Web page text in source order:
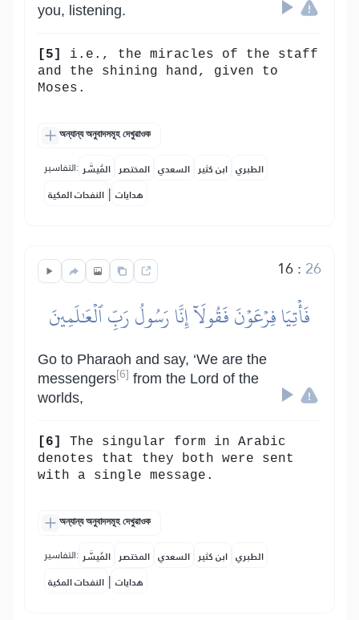
you, listening.
[5]
i.e., the miracles of the staff
and the shining hand, given to
Moses.
অন্যান্য অনুবাদসমূহ দেখুৱাওক
التفاسير: المُيسَّر المختصر السعدي ابن كثير الطبري
النفحات المكية | هدايات
16: 26
فَأۡتِيَا فِرۡعَوۡنَ فَقُولَآ إِنَّا رَسُولُ رَبِّ ٱلۡعَٰلَمِينَ
Go to Pharaoh and say, ‘We are the
messengers[6] from the Lord of the
worlds,
[6]
The singular form in Arabic
denotes that they both were sent
with a single message.
অন্যান্য অনুবাদসমূহ দেখুৱাওক
التفاسير: المُيسَّر المختصر السعدي ابن كثير الطبري
النفحات المكية | هدايات